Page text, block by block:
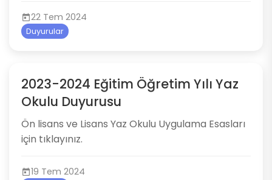
22 Tem 2024
Duyurular
2023-2024 Eğitim Öğretim Yılı Yaz
Okulu Duyurusu
Ön lisans ve Lisans Yaz Okulu Uygulama Esasları
için tıklayınız.
19 Tem 2024